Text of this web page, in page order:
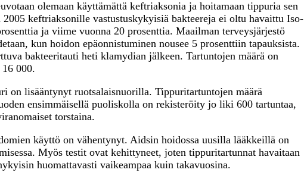
olemaan käyttämättä keftriaksonia ja hoitamaan tippuria sen
keftriaksonille vastustuskykyisiä bakteereja ei oltu havaittu Iso-
ja viime vuonna 20 prosenttia. Maailman terveysjärjestö
kun hoidon epäonnistuminen nousee 5 prosenttiin tapauksista.
bakteeritauti heti klamydian jälkeen. Tartuntojen määrä on
000.
on lisääntynyt ruotsalaisnuorilla. Tippuritartuntojen määrä
ensimmäisellä puoliskolla on rekisteröity jo liki 600 tartuntaa,
torstaina.
käyttö on vähentynyt. Aidsin hoidossa uusilla lääkkeillä on
Myös testit ovat kehittyneet, joten tippuritartunnat havaitaan
huomattavasti vaikeampaa kuin takavuosina.